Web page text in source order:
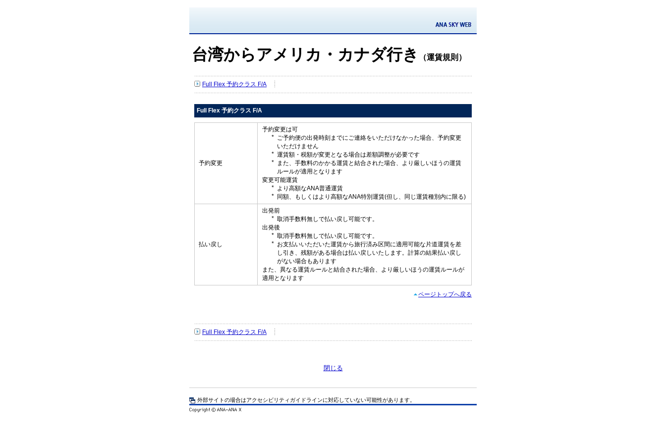
台湾からアメリカ・カナダ行き （運賃規則）
Full Flex 予約クラス F/A
Full Flex 予約クラス F/A
予約変更
予約変更は可
ご予約便の出発時刻までにご連絡をいただけなかった場合、予約変更
いただけません
運賃額・税額が変更となる場合は差額調整が必要です
また、手数料のかかる運賃と結合された場合、より厳しいほうの運賃
ルールが適用となります
変更可能運賃
より高額なANA普通運賃
同額、もしくはより高額なANA特別運賃(但し、同じ運賃種別内に限る)
払い戻し
出発前
取消手数料無しで払い戻し可能です。
出発後
取消手数料無しで払い戻し可能です。
お支払いいただいた運賃から旅行済み区間に適用可能な片道運賃を差
し引き、残額がある場合は払い戻しいたします。計算の結果払い戻し
がない場合もあります
また、異なる運賃ルールと結合された場合、より厳しいほうの運賃ルールが
適用となります
ページトップへ戻る
Full Flex 予約クラス F/A
閉じる
外部サイトの場合はアクセシビリティガイドラインに対応していない可能性があります。